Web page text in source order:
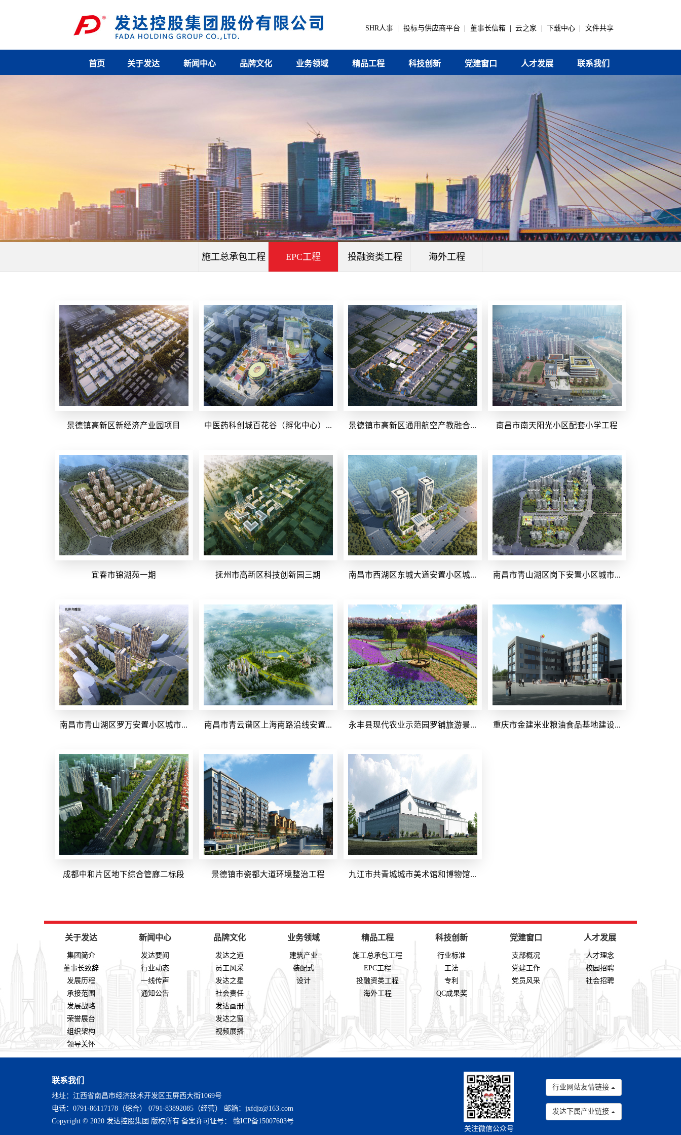
SHR人事 投标与供应商平台 董事长信箱 云之家 下载中心 文件共享
首页 关于发达 新闻中心 品牌文化 业务领域 精品工程 科技创新 党建窗口 人才发展 联系我们
施工总承包工程 EPC工程 投融资类工程 海外工程
景德镇高新区新经济产业园项目 中医药科创城百花谷（孵化中心）... 景德镇市高新区通用航空产教融合... 南昌市南天阳光小区配套小学工程
宜春市锦湖苑一期 抚州市高新区科技创新园三期 南昌市西湖区东城大道安置小区城... 南昌市青山湖区岗下安置小区城市...
南昌市青山湖区罗万安置小区城市... 南昌市青云谱区上海南路沿线安置... 永丰县现代农业示范园罗铺旅游景... 重庆市金建米业粮油食品基地建设...
成都中和片区地下综合管廊二标段 景德镇市瓷都大道环境整治工程 九江市共青城城市美术馆和博物馆...
关于发达
集团简介
董事长致辞
发展历程
承接范围
发展战略
荣誉展台
组织架构
领导关怀
新闻中心
发达要闻
行业动态
一线传声
通知公告
品牌文化
发达之道
员工风采
发达之星
社会责任
发达画册
发达之窗
视频展播
业务领域
建筑产业
装配式
设计
精品工程
施工总承包工程
EPC工程
投融资类工程
海外工程
科技创新
行业标准
工法
专利
QC成果奖
党建窗口
支部概况
党建工作
党员风采
人才发展
人才理念
校园招聘
社会招聘
联系我们
地址：江西省南昌市经济技术开发区玉屏西大街1069号
电话：0791-86117178（综合） 0791-83892085（经营） 邮箱：jxfdjz@163.com
Copyright © 2020 发达控股集团 版权所有 备案许可证号： 赣ICP备15007603号
关注微信公众号
行业网站友情链接
发达下属产业链接